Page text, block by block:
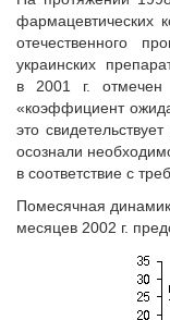
фармацевтических
отечественного
украинских
в 2001 г. отмечен
«коэффициент
это
осознали
в соответствие с
Помесячная
месяцев 2002 г.